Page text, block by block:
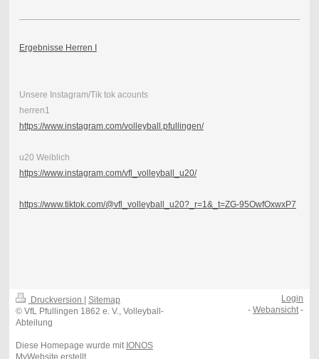
Ergebnisse Herren I
Unsere Instagram/Tik tok acounts
herren1
https://www.instagram.com/volleyball.pfullingen/
u20 Weiblich
https://www.instagram.com/vfl_volleyball_u20/
https://www.tiktok.com/@vfl_volleyball_u20?_r=1&_t=ZG-95OwfOxwxP7
Druckversion | Sitemap
© VfL Pfullingen 1862 e. V., Volleyball-
Abteilung
Diese Homepage wurde mit IONOS
MyWebsite erstellt.
Login
-Webansicht -